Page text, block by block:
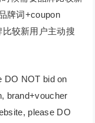
牌词+coupon
较新用户主动搜
DO NOT bid on
brand+voucher
please DO